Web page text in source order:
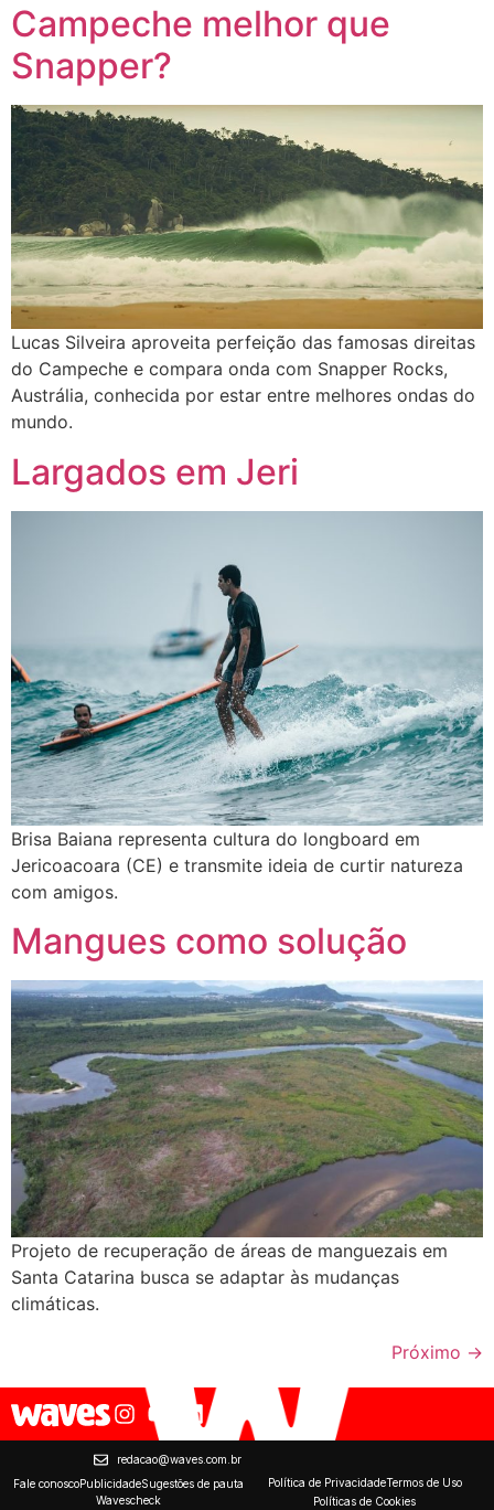
Campeche melhor que
Snapper?
Lucas Silveira aproveita perfeição das famosas direitas
do Campeche e compara onda com Snapper Rocks,
Austrália, conhecida por estar entre melhores ondas do
mundo.
Largados em Jeri
Brisa Baiana representa cultura do longboard em
Jericoacoara (CE) e transmite ideia de curtir natureza
com amigos.
Mangues como solução
Projeto de recuperação de áreas de manguezais em
Santa Catarina busca se adaptar às mudanças
climáticas.
Próximo →
redacao@waves.com.br
Fale conoscoPublicidadeSugestões de pauta
Wavescheck
Política de PrivacidadeTermos de Uso
Políticas de Cookies